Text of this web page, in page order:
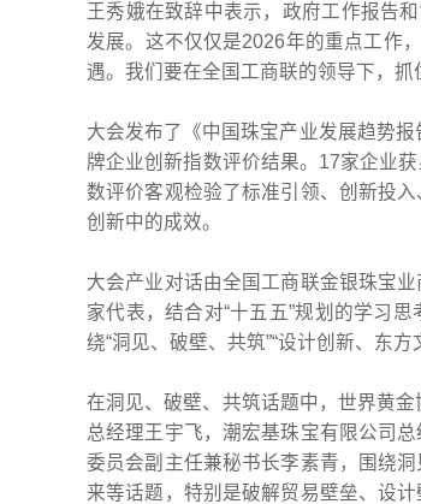
王秀娥在致辞中表示，政府工作报告
发展。这不仅仅是2026年的重点工作
遇。我们要在全国工商联的领导下，抓
大会发布了《中国珠宝产业发展趋势
牌企业创新指数评价结果。17家企业
数评价客观检验了标准引领、创新投
创新中的成效。
大会产业对话由全国工商联金银珠宝
家代表，结合对“十五五”规划的学习
绕“洞见、破壁、共筑”“设计创新、东
在洞见、破壁、共筑话题中，世界黄
总经理王宇飞，潮宏基珠宝有限公司
委员会副主任兼秘书长李素青，围绕
来等话题，特别是破解贸易壁垒、设